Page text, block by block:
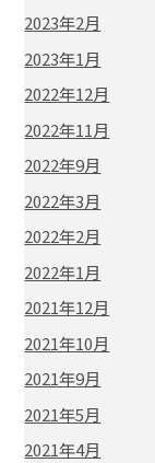
2023年2月
2023年1月
2022年12月
2022年11月
2022年9月
2022年3月
2022年2月
2022年1月
2021年12月
2021年10月
2021年9月
2021年5月
2021年4月